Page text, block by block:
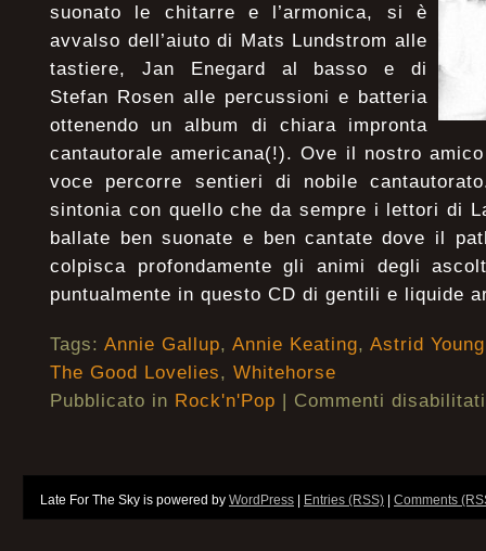
suonato le chitarre e l’armonica, si è
avvalso dell’aiuto di Mats Lundstrom alle
tastiere, Jan Enegard al basso e di
Stefan Rosen alle percussioni e batteria
ottenendo un album di chiara impronta
cantautorale americana(!). Ove il nostro
voce percorre sentieri di nobile
sintonia con quello che da sempre i lettori di
ballate ben suonate e ben cantate dove il
colpisca profondamente gli animi degli
puntualmente in questo CD di gentili e liquide
Tags: Annie Gallup, Annie Keating, Astrid Young
The Good Lovelies, Whitehorse
Pubblicato in Rock'n'Pop | Commenti disabilitati
Late For The Sky is powered by WordPress Entries (RSS) Comments